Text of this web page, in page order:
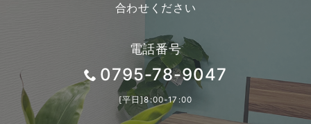
合わせください
電話番号
0795-78-9047
[平日]8:00-17:00